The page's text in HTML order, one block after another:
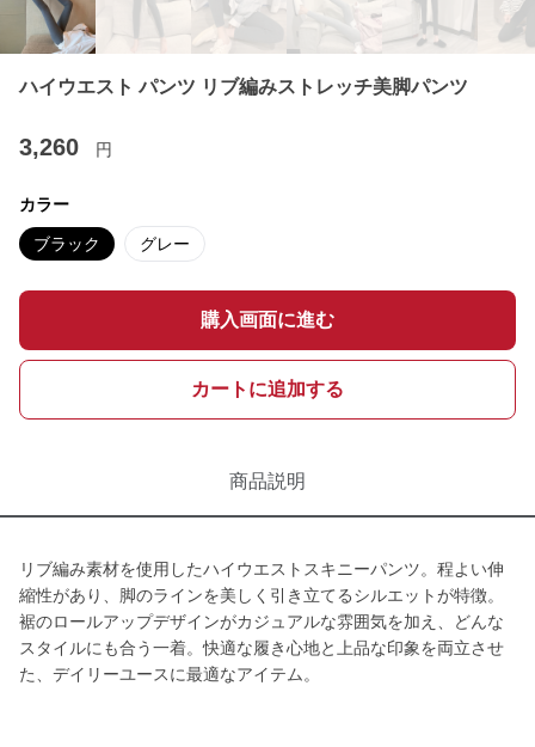
ハイウエスト パンツ リブ編みストレッチ美脚パンツ
3,260 円
カラー
ブラック グレー
購入画面に進む
カートに追加する
商品説明
リブ編み素材を使用したハイウエストスキニーパンツ。程よい伸
縮性があり、脚のラインを美しく引き立てるシルエットが特徴。
裾のロールアップデザインがカジュアルな雰囲気を加え、どんな
スタイルにも合う一着。快適な履き心地と上品な印象を両立させ
た、デイリーユースに最適なアイテム。